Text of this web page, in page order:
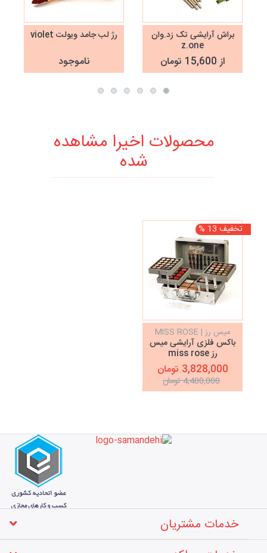
براش آرایشی تک زد.وان
z.one
از 15,600 تومان
رژ لب جامد ویولت violet
ناموجود
محصولات اخیرا مشاهده
شده
تخفیف 13 %
میس رز | MISS ROSE
باکس فلزی آرایشی میس
رز miss rose
3,828,000 تومان
4,400,000 تومان
خدمات مشتریان